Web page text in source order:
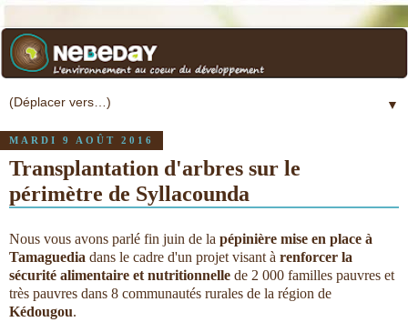
▼
MARDI 9 AOÛT 2016
Transplantation d'arbres sur le
périmètre de Syllacounda
Nous vous avons parlé fin juin de la pépinière mise en place à
Tamaguedia dans le cadre d'un projet visant à renforcer la
sécurité alimentaire et nutritionnelle de 2 000 familles pauvres et
très pauvres dans 8 communautés rurales de la région de
Kédougou.